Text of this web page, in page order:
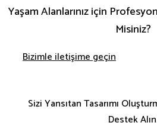
Yaşam Alanlarınız için
Misiniz?
Bizimle iletişime geçin
Sizi Yansıtan Tasarımı
Destek